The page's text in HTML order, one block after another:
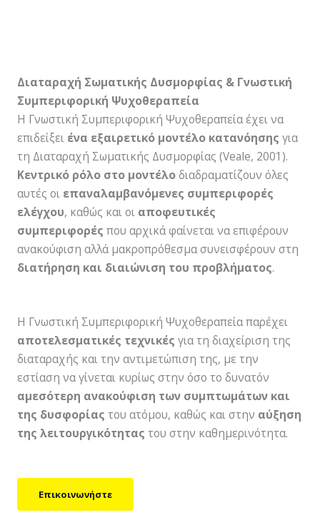
Διαταραχή Σωματικής Δυσμορφίας & Γνωστική
Συμπεριφορική Ψυχοθεραπεία
Η Γνωστική Συμπεριφορική Ψυχοθεραπεία έχει να
επιδείξει ένα εξαιρετικό μοντέλο κατανόησης για
τη Διαταραχή Σωματικής Δυσμορφίας (Veale, 2001).
Κεντρικό ρόλο στο μοντέλοδιαδραματίζουν όλες
αυτές οι επαναλαμβανόμενες συμπεριφορές
ελέγχου, καθώς και οι αποφευτικές
συμπεριφορές που αρχικά φαίνεται να επιφέρουν
ανακούφιση αλλά μακροπρόθεσμα συνεισφέρουν στη
διατήρηση και διαιώνιση του προβλήματος.
Η Γνωστική Συμπεριφορική Ψυχοθεραπεία παρέχει
αποτελεσματικές τεχνικές για τη διαχείριση της
διαταραχής και την αντιμετώπιση της, με την
εστίαση να γίνεται κυρίως στην όσο το δυνατόν
αμεσότερη ανακούφιση των συμπτωμάτων και
της δυσφορίας του ατόμου, καθώς και στην αύξηση
της λειτουργικότητας του στην καθημερινότητα.
Επικοινωνήστε